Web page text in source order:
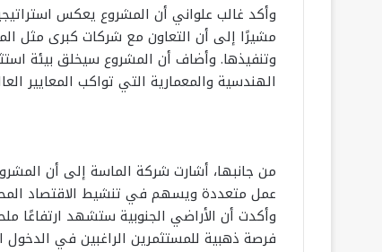
وأكد غالب علواني أن المشروع يعكس
مشيرًا إلى أن التعاون مع شركات كبرى مثل
وتنفيذها. وأضاف أن المشروع سيخلق بيئة
الهندسية والمعمارية التي تواكب المعايير
من جانبها، أشارت شركة الماسة إلى أن
عمل متعددة ويسهم في تنشيط الاقتصاد
وأكدت أن الأراضي الجنوبية ستشهد ارتفاعًا
فرصة ذهبية للمستثمرين الراغبين في الدخول